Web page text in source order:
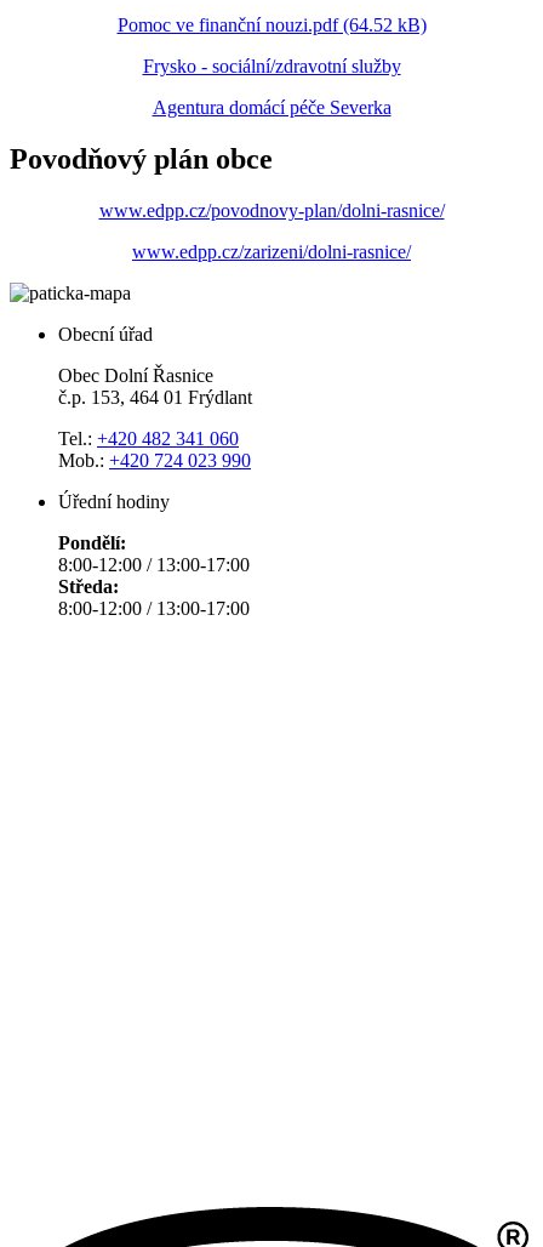
Pomoc ve finanční nouzi.pdf (64.52 kB)
Frysko - sociální/zdravotní služby
Agentura domácí péče Severka
Povodňový plán obce
www.edpp.cz/povodnovy-plan/dolni-rasnice/
www.edpp.cz/zarizeni/dolni-rasnice/
Obecní úřad
Obec Dolní Řasnice
č.p. 153, 464 01 Frýdlant
Tel.: +420 482 341 060
Mob.: +420 724 023 990
Úřední hodiny
Pondělí:
8:00-12:00 / 13:00-17:00
Středa:
8:00-12:00 / 13:00-17:00